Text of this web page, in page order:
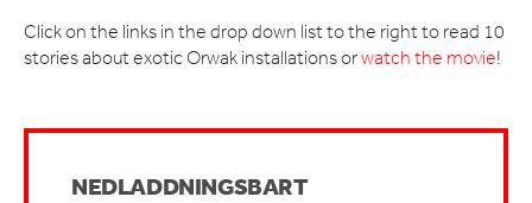
Click on the links in the drop down list to the right to read 10
stories about exotic Orwak installations orwatch the movie!
NEDLADDNINGSBART